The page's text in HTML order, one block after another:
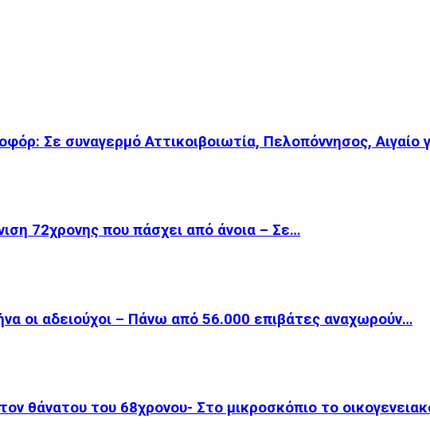
Σε συναγερμό Αττικοιβοιωτία, Πελοπόννησος, Αιγαίο
72χρονης που πάσχει από άνοια – Σε…
οι αδειούχοι – Πάνω από 56.000 επιβάτες αναχωρούν…
θάνατου του 68χρονου- Στο μικροσκόπιο το